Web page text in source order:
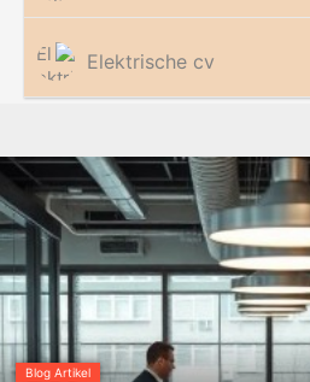
Elektrische cv
Blog Artikel